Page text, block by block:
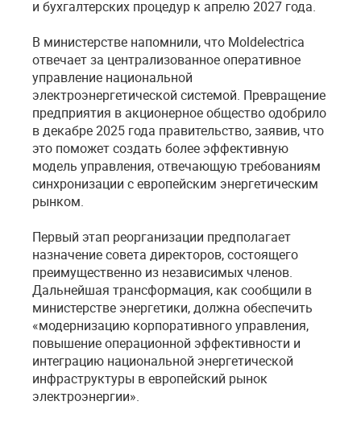
и бухгалтерских процедур к апрелю 2027 года.
В министерстве напомнили, что Moldelectrica
отвечает за централизованное оперативное
управление национальной
электроэнергетической системой. Превращение
предприятия в акционерное общество одобрило
в декабре 2025 года правительство, заявив, что
это поможет создать более эффективную
модель управления, отвечающую требованиям
синхронизации с европейским энергетическим
рынком.
Первый этап реорганизации предполагает
назначение совета директоров, состоящего
преимущественно из независимых членов.
Дальнейшая трансформация, как сообщили в
министерстве энергетики, должна обеспечить
«модернизацию корпоративного управления,
повышение операционной эффективности и
интеграцию национальной энергетической
инфраструктуры в европейский рынок
электроэнергии».